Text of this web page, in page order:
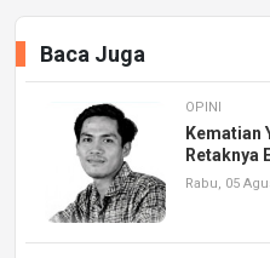
Baca Juga
OPINI
Kematian
Retaknya
Rabu, 05